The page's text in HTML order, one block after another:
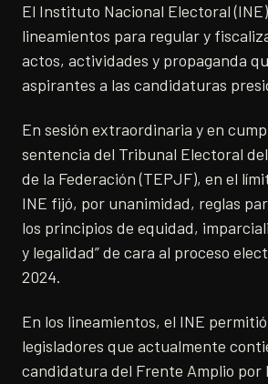
El Instituto Nacional Electoral
lineamientos para regular y
actos, actividades y propaganda
aspirantes a las candidaturas
En sesión extraordinaria y en
sentencia del Tribunal Electoral
de la Federación (TEPJF), en el
INE fijó, por unanimidad, reglas
los principios de equidad,
y legalidad” de cara al proceso
2024.
En los lineamientos, el INE
legisladores que actualmente
candidatura del Frente Amplio por